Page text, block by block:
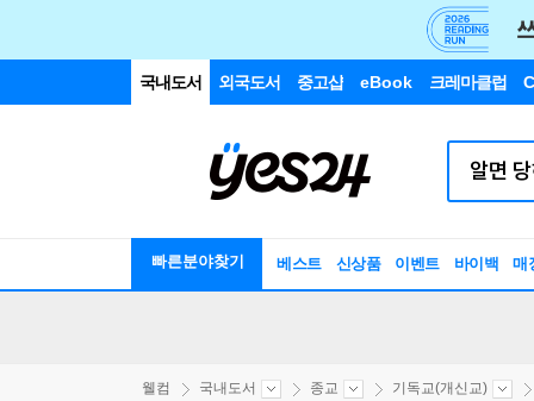
국내도서 외국도서 중고샵 eBook 크레마클럽
빠른분야찾기 베스트 신상품 이벤트 바이백 매
웰컴 국내도서 종교 기독교(개신교)